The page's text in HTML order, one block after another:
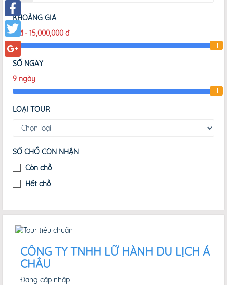
Facebook
Twitter
Google+
KHOẢNG GIÁ
0 đ- 15,000,000 đ
SỐ NGÀY
9 ngày
LOẠI TOUR
SỐ CHỔ CÒN NHẬN
Còn chỗ
Hết chỗ
CÔNG TY TNHH LỮ HÀNH DU LỊCH Á
CHÂU
Đang cập nhập